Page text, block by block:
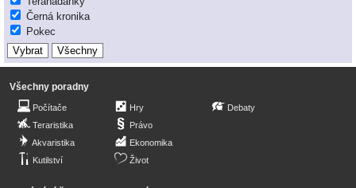
Černá kronika
Pokec
Všechny poradny
Počítače
Teraristika
Akvaristika
Kutilství
Hry
Právo
Ekonomika
Život
Debaty